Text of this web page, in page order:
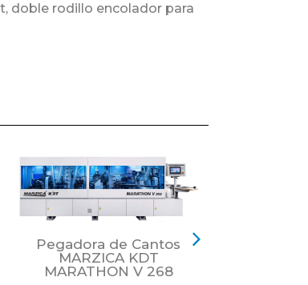
doble rodillo encolador para
Pegadora de Cantos
MARZICA KDT
MARATHON V 268